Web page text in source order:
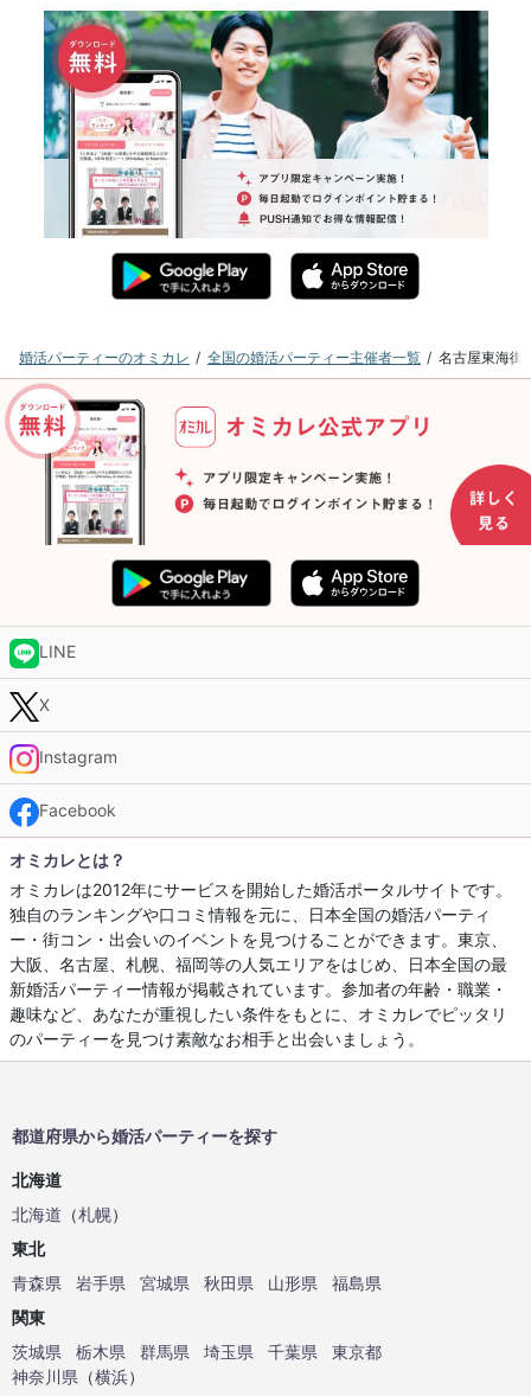
婚活パーティーのオミカレ 全国の婚活パーティー主催者一覧 名古屋東海街
LINE
X
Instagram
Facebook
オミカレとは？
オミカレは2012年にサービスを開始した婚活ポータルサイトです。
独自のランキングや口コミ情報を元に、日本全国の婚活パーティ
ー・街コン・出会いのイベントを見つけることができます。東京、
大阪、名古屋、札幌、福岡等の人気エリアをはじめ、日本全国の最
新婚活パーティー情報が掲載されています。参加者の年齢・職業・
趣味など、あなたが重視したい条件をもとに、オミカレでピッタリ
のパーティーを見つけ素敵なお相手と出会いましょう。
都道府県から婚活パーティーを探す
北海道
北海道 （札幌）
東北
青森県
岩手県 宮城県 秋田県 山形県
福島県
関東
茨城県
栃木県 群馬県 埼玉県 千葉県
東京都
神奈川県 （横浜）